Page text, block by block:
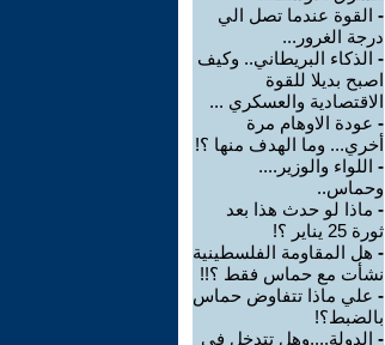
- القوة عندما تصل الي
درجة الغرور...
- الذكاء البريطاني.. وكيف
اصبح بديلا للقوة
الاقتصادية والعسكري ...
- عودة الاوهام مرة
أخري... وما الهدف منها ؟!
- اللواء والوزير....
وحماس..
- ماذا لو حدث هذا بعد
ثورة 25 يناير ؟!
- هل المقاومة الفلسطينية
نشأت مع حماس فقط ؟!!
- علي ماذا تتفاوض حماس
بالضبط؟!
- الدولة....وهل تتدخل في